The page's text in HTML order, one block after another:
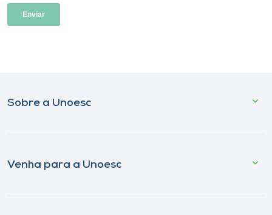
Sobre a Unoesc
Venha para a Unoesc